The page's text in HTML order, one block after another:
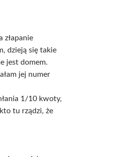
złapanie
dzieją się takie
jest domem.
jej numer
1/10 kwoty,
tu rządzi, że